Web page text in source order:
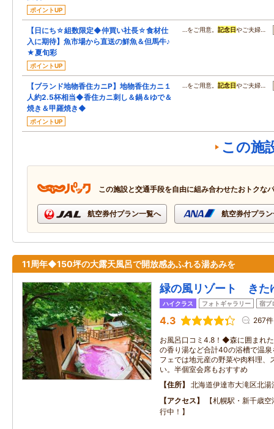
ポイントUP
【日にち☆組数限定◆仲買い社長☆食材仕
入に期待】魚市場から直送の鮮魚＆但馬牛♪
★夏旬彩
ポイントUP
…をご用意。 記念日やご夫婦…
【ブランド地物香住カニP】地物香住カニ１
人約2.5杯相当◆香住カニ刺し＆鍋＆ゆで＆
焼き＆甲羅焼き◆
ポイントUP
…をご用意。 記念日やご夫婦…
この施
この施設と交通手段を自由に組み合わせたおトクな
航空券付プラン一覧へ 航空券付プラ
11周年◆150坪の大露天風呂で開放感あふれる湯あみを
緑の風リゾート きた
ハイクラス フォトギャラリー 宿ブ
4.3 267件
お風呂口コミ4.8！◆森に囲まれ
の香り湯など合計40の浴槽で温
フェでは地元産の野菜や肉料理、
い。半個室会席もおすすめ
住所
北海道伊達市大滝区北
アクセス
【札幌駅・新千歳
行中！】